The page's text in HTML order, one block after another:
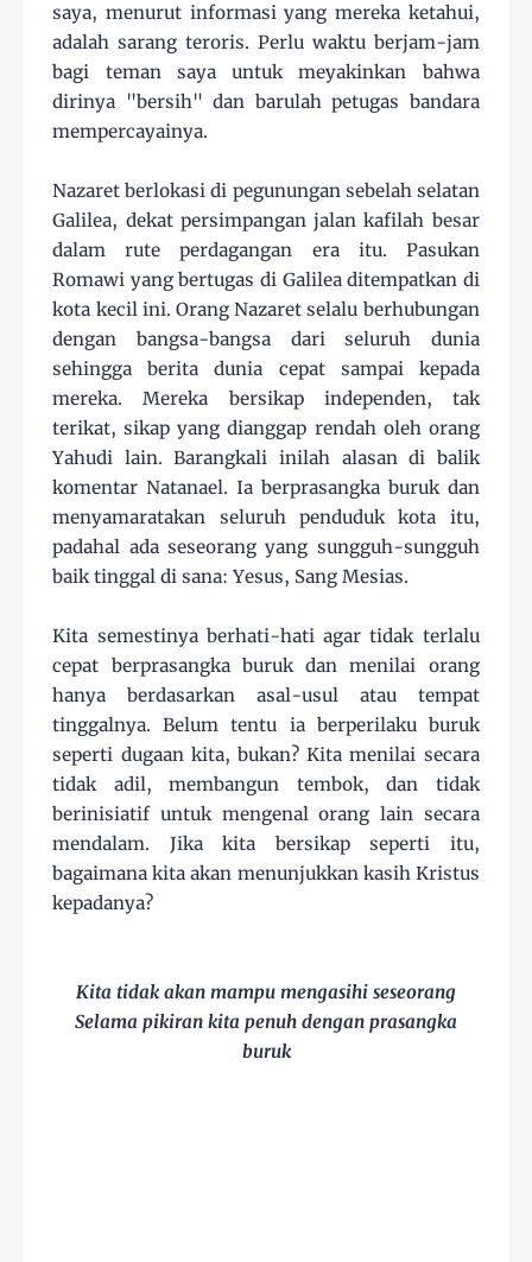
saya, menurut informasi yang mereka ketahui,
adalah sarang teroris. Perlu waktu berjam-jam
bagi teman saya untuk meyakinkan bahwa
dirinya "bersih" dan barulah petugas bandara
mempercayainya.
Nazaret berlokasi di pegunungan sebelah selatan
Galilea, dekat persimpangan jalan kafilah besar
dalam rute perdagangan era itu. Pasukan
Romawi yang bertugas di Galilea ditempatkan di
kota kecil ini. Orang Nazaret selalu berhubungan
dengan bangsa-bangsa dari seluruh dunia
sehingga berita dunia cepat sampai kepada
mereka. Mereka bersikap independen, tak
terikat, sikap yang dianggap rendah oleh orang
Yahudi lain. Barangkali inilah alasan di balik
komentar Natanael. Ia berprasangka buruk dan
menyamaratakan seluruh penduduk kota itu,
padahal ada seseorang yang sungguh-sungguh
baik tinggal di sana: Yesus, Sang Mesias.
Kita semestinya berhati-hati agar tidak terlalu
cepat berprasangka buruk dan menilai orang
hanya berdasarkan asal-usul atau tempat
tinggalnya. Belum tentu ia berperilaku buruk
seperti dugaan kita, bukan? Kita menilai secara
tidak adil, membangun tembok, dan tidak
berinisiatif untuk mengenal orang lain secara
mendalam. Jika kita bersikap seperti itu,
bagaimana kita akan menunjukkan kasih Kristus
kepadanya?
Kita tidak akan mampu mengasihi seseorang
Selama pikiran kita penuh dengan prasangka
buruk